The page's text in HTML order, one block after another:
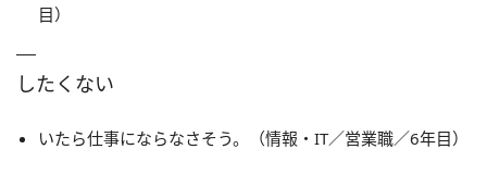
目）
したくない
いたら仕事にならなさそう。（情報・IT／営業職／6年目）